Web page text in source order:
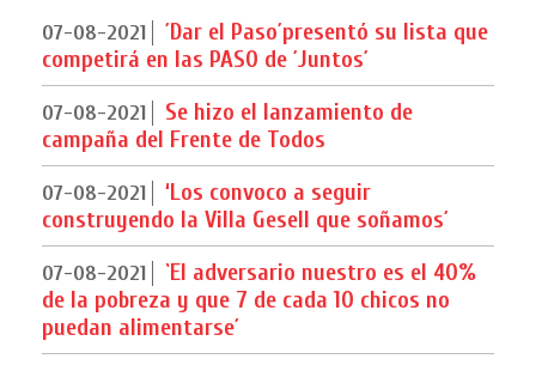
07-08-2021
´Dar el Paso´presentó su lista que
competirá en las PASO de ´Juntos´
07-08-2021
Se hizo el lanzamiento de
campaña del Frente de Todos
07-08-2021
‘Los convoco a seguir
construyendo la Villa Gesell que soñamos´
07-08-2021
`El adversario nuestro es el 40%
de la pobreza y que 7 de cada 10 chicos no
puedan alimentarse´